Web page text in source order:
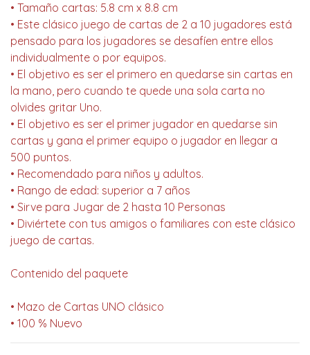
• Tamaño cartas: 5.8 cm x 8.8 cm
• Este clásico juego de cartas de 2 a 10 jugadores está
pensado para los jugadores se desafíen entre ellos
individualmente o por equipos.
• El objetivo es ser el primero en quedarse sin cartas en
la mano, pero cuando te quede una sola carta no
olvides gritar Uno.
• El objetivo es ser el primer jugador en quedarse sin
cartas y gana el primer equipo o jugador en llegar a
500 puntos.
• Recomendado para niños y adultos.
• Rango de edad: superior a 7 años
• Sirve para Jugar de 2 hasta 10 Personas
• Diviértete con tus amigos o familiares con este clásico
juego de cartas.
Contenido del paquete
• Mazo de Cartas UNO clásico
• 100 % Nuevo